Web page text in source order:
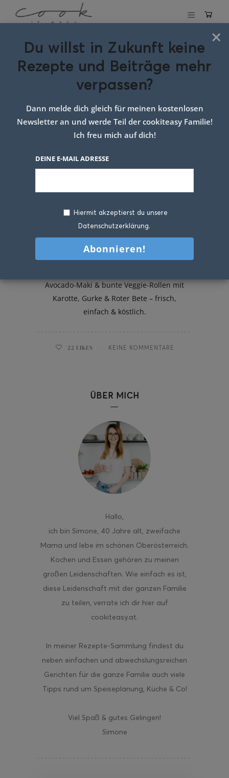
Schlagwort:Sushi
Ideen
Zweierlei Sushi
Avocado-Maki & bunte Veggie-Rollen mit
Karotte, Gurke & Roter Bete – frisch,
einfach & köstlich.
22 LIKES KEINE KOMMENTARE
ÜBER MICH
Hallo,
ich bin Simone, 40 Jahre alt, zweifache
Mama und lebe im schönen Oberösterreich.
Kochen und Essen gehören zu meinen
großen Leidenschaften. Wie einfach es ist,
diese Leidenschaft mit der ganzen Familie
zu teilen, verrate ich dir hier auf
cookiteasy.at.
In meiner Rezepte-Sammlung findest du
neben einfachen und abwechslungsreichen
Gerichten für die ganze Familie auch viele
Tipps rund um Speiseplanung, Küche & Co!
Viel Spaß & gutes Gelingen!
Simone
×
Du willst in Zukunft keine
Rezepte und Beiträge mehr
verpassen?
Dann melde dich gleich für meinen kostenlosen
Newsletter an und werde Teil der cookiteasy Familie!
Ich freu mich auf dich!
DEINE E-MAIL ADRESSE
Hiermit akzeptierst du unsere
Datenschutzerklärung.